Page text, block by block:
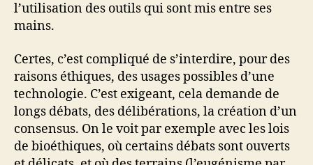
l’utilisation des outils qui sont mis entre ses
mains.
Certes, c’est compliqué de s’interdire, pour des
raisons éthiques, des usages possibles d’une
technologie. C’est exigeant, cela demande de
longs débats, des délibérations, la création d’un
consensus. On le voit par exemple avec les lois
de bioéthiques, où certains débats sont ouverts